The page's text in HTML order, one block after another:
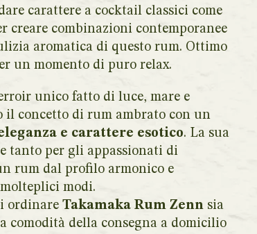
carattere a cocktail classici come
creare combinazioni contemporanee
aromatica di questo rum. Ottimo
un momento di puro relax.
unico fatto di luce, mare e
il concetto di rum ambrato con un
e carattere esotico. La sua
tanto per gli appassionati di
rum dal profilo armonico e
modi.
ordinare Takamaka Rum Zenn sia
comodità della consegna a domicilio